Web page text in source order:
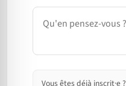
Commentaire
Vous êtes déjà inscrit·e ?